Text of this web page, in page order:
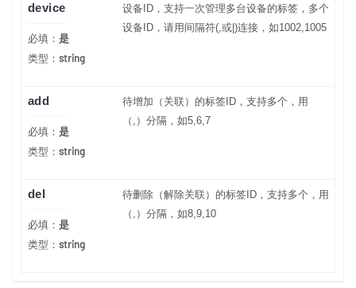
device
必填： 是
类型： string
设备ID，支持一次管理多台设备的标签，多个
设备ID，请用间隔符(,或|)连接，如1002,1005
add
必填： 是
类型： string
待增加（关联）的标签ID，支持多个，用
（,）分隔，如5,6,7
del
必填： 是
类型： string
待删除（解除关联）的标签ID，支持多个，用
（,）分隔，如8,9,10